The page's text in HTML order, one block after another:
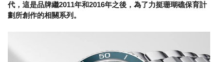
代，這是品牌繼2011年和2016年之後，為了力挺珊瑚礁保育計
劃所創作的相關系列。